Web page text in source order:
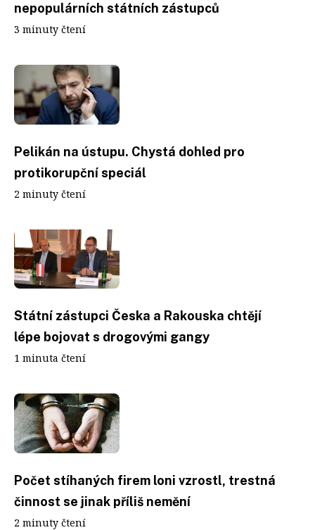
nepopulárních státních zástupců
3 minuty čtení
Pelikán na ústupu. Chystá dohled pro
protikorupční speciál
2 minuty čtení
Státní zástupci Česka a Rakouska chtějí
lépe bojovat s drogovými gangy
1 minuta čtení
Počet stíhaných firem loni vzrostl, trestná
činnost se jinak příliš nemění
2 minuty čtení